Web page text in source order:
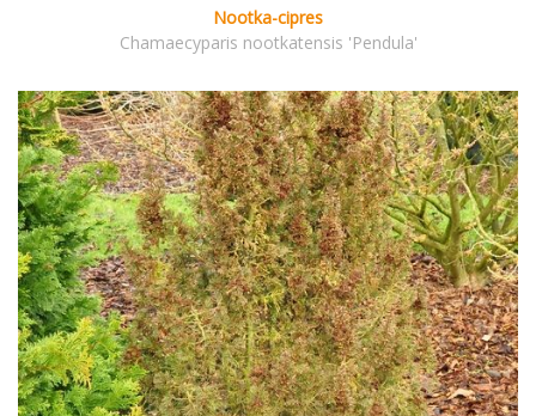
Nootka-cipres
Chamaecyparis nootkatensis 'Pendula'